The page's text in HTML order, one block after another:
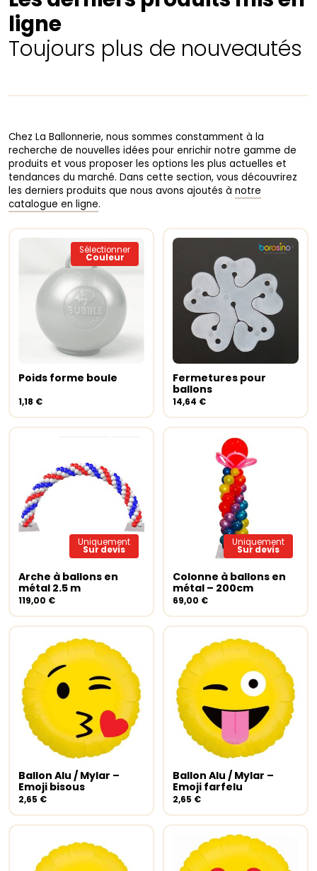
ligne
Toujours plus de nouveautés
Chez La Ballonnerie, nous sommes constamment à la
recherche de nouvelles idées pour enrichir notre gamme de
produits et vous proposer les options les plus actuelles et
tendances du marché. Dans cette section, vous découvrirez
les derniers produits que nous avons ajoutés à notre
catalogue en ligne.
Sélectionner
Couleur
Choix des options
produit
options
peuvent
sur
la
page
du
produit
Poids forme boule
1,18 €
Ajouter au panier
Fermetures pour
ballons
14,64 €
Uniquement
Sur devis
Lire la suite
Arche à ballons en
métal 2.5 m
119,00 €
Uniquement
Sur devis
Lire la suite
Colonne à ballons en
métal – 200cm
69,00 €
Ajouter au panier
Ballon Alu / Mylar –
Emoji bisous
2,65 €
Ajouter au panier
Ballon Alu / Mylar –
Emoji farfelu
2,65 €